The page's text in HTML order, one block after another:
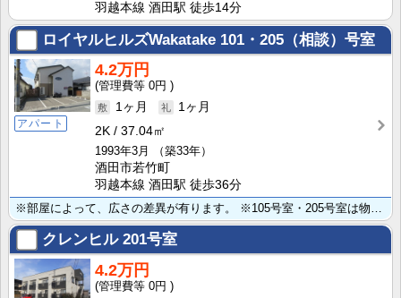
羽越本線 酒田駅 徒歩14分
ロイヤルヒルズWakatake 101・205（相談）号室
アパート
4.2万円
0円
1ヶ月
1ヶ月
2K
37.04㎡
1993年3月
（築33年）
酒田市若竹町
羽越本線 酒田駅 徒歩36分
クレンヒル 201号室
4.2万円
0円